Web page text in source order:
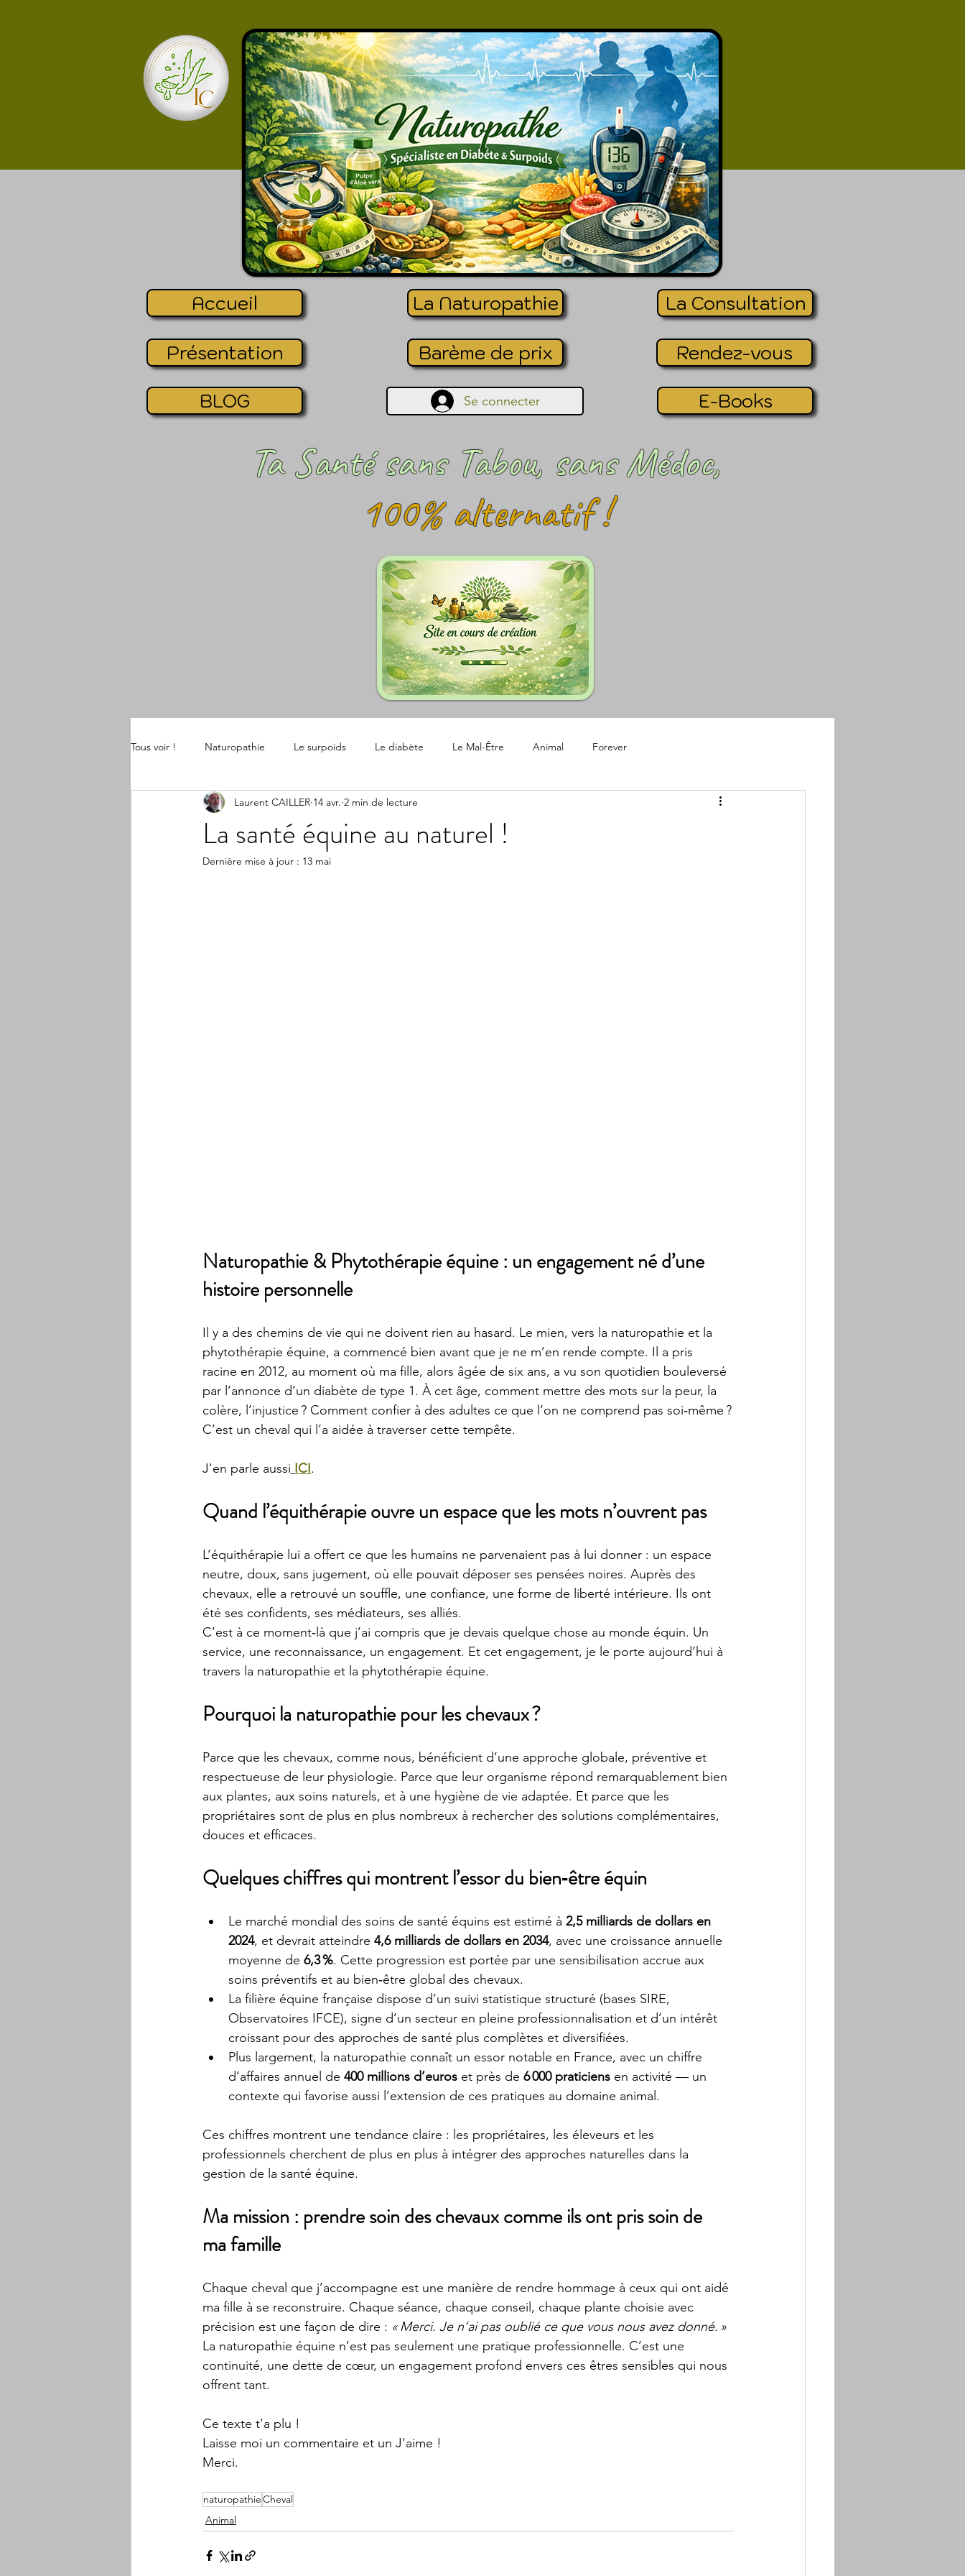
Accueil La Naturopathie La Consultation
Présentation
BLOG
Barème de prix
Se connecter
Rendez-vous
E-Books
Ta Santé sans Tabou, sans Médoc,
100% alternatif !
Tous voir ! Naturopathie Le surpoids Le diabète Le Mal-Être Animal Forever
La santé équine au naturel !
Laurent CAILLER 14 avr. 2 min de lecture
Dernière mise à jour : 13 mai
Naturopathie & Phytothérapie équine : un engagement né d’une
histoire personnelle
Il y a des chemins de vie qui ne doivent rien au hasard. Le mien, vers la naturopathie et la
phytothérapie équine, a commencé bien avant que je ne m’en rende compte. Il a pris
racine en 2012, au moment où ma fille, alors âgée de six ans, a vu son quotidien bouleversé
par l’annonce d’un diabète de type 1. À cet âge, comment mettre des mots sur la peur, la
colère, l’injustice ? Comment confier à des adultes ce que l’on ne comprend pas soi‑même ?
C’est un cheval qui l’a aidée à traverser cette tempête.
J'en parle aussi ICI.
Quand l’équithérapie ouvre un espace que les mots n’ouvrent pas
L’équithérapie lui a offert ce que les humains ne parvenaient pas à lui donner : un espace
neutre, doux, sans jugement, où elle pouvait déposer ses pensées noires. Auprès des
chevaux, elle a retrouvé un souffle, une confiance, une forme de liberté intérieure. Ils ont
été ses confidents, ses médiateurs, ses alliés.
C’est à ce moment‑là que j’ai compris que je devais quelque chose au monde équin. Un
service, une reconnaissance, un engagement. Et cet engagement, je le porte aujourd’hui à
travers la naturopathie et la phytothérapie équine.
Pourquoi la naturopathie pour les chevaux ?
Parce que les chevaux, comme nous, bénéficient d’une approche globale, préventive et
respectueuse de leur physiologie. Parce que leur organisme répond remarquablement bien
aux plantes, aux soins naturels, et à une hygiène de vie adaptée. Et parce que les
propriétaires sont de plus en plus nombreux à rechercher des solutions complémentaires,
douces et efficaces.
Quelques chiffres qui montrent l’essor du bien‑être équin
Le marché mondial des soins de santé équins est estimé à 2,5 milliards de dollars en
2024, et devrait atteindre 4,6 milliards de dollars en 2034, avec une croissance annuelle
moyenne de 6,3 %. Cette progression est portée par une sensibilisation accrue aux
soins préventifs et au bien‑être global des chevaux.
La filière équine française dispose d’un suivi statistique structuré (bases SIRE,
Observatoires IFCE), signe d’un secteur en pleine professionnalisation et d’un intérêt
croissant pour des approches de santé plus complètes et diversifiées.
Plus largement, la naturopathie connaît un essor notable en France, avec un chiffre
d’affaires annuel de 400 millions d’euros et près de 6 000 praticiens en activité — un
contexte qui favorise aussi l’extension de ces pratiques au domaine animal.
Ces chiffres montrent une tendance claire : les propriétaires, les éleveurs et les
professionnels cherchent de plus en plus à intégrer des approches naturelles dans la
gestion de la santé équine.
Ma mission : prendre soin des chevaux comme ils ont pris soin de
ma famille
Chaque cheval que j’accompagne est une manière de rendre hommage à ceux qui ont aidé
ma fille à se reconstruire. Chaque séance, chaque conseil, chaque plante choisie avec
précision est une façon de dire : « Merci. Je n’ai pas oublié ce que vous nous avez donné. »
La naturopathie équine n’est pas seulement une pratique professionnelle. C’est une
continuité, une dette de cœur, un engagement profond envers ces êtres sensibles qui nous
offrent tant.
Ce texte t'a plu !
Laisse moi un commentaire et un J'aime !
Merci.
naturopathieCheval
Animal